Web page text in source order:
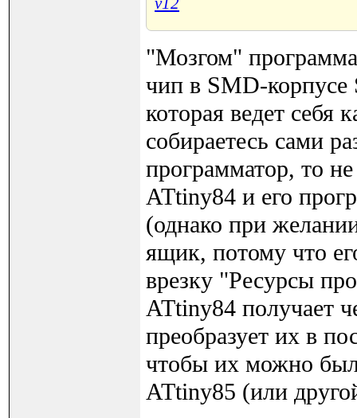
"Мозгом"
чип в SMD-
которая ведет
собираетесь сами
программатор, то
ATtiny84 и его
(однако при
ящик, потому что
врезку "Ресурсы
ATtiny84 получает
преобразует их в
чтобы их можно
ATtiny85 (или